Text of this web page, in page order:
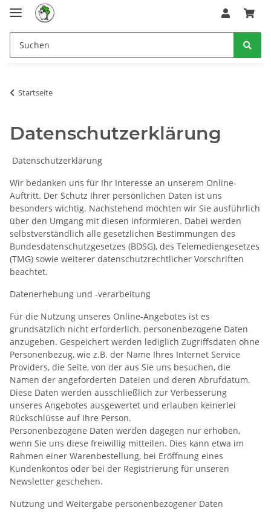
Startseite
Datenschutzerklärung
Datenschutzerklärung
Wir bedanken uns für Ihr Interesse an unserem Online-
Auftritt. Der Schutz Ihrer persönlichen Daten ist uns
besonders wichtig. Nachstehend möchten wir Sie ausführlich
über den Umgang mit diesen informieren. Dabei werden
selbstverständlich alle gesetzlichen Bestimmungen des
Bundesdatenschutzgesetzes (BDSG), des Telemediengesetzes
(TMG) sowie weiterer datenschutzrechtlicher Vorschriften
beachtet.
Datenerhebung und -verarbeitung
Für die Nutzung unseres Online-Angebotes ist es
grundsätzlich nicht erforderlich, personenbezogene Daten
anzugeben. Gespeichert werden lediglich Zugriffsdaten ohne
Personenbezug, wie z.B. der Name Ihres Internet Service
Providers, die Seite, von der aus Sie uns besuchen, die
Namen der angeforderten Dateien und deren Abrufdatum.
Diese Daten werden ausschließlich zur Verbesserung
unseres Angebotes ausgewertet und erlauben keinerlei
Rückschlüsse auf Ihre Person.
Personenbezogene Daten werden dagegen nur erhoben,
wenn Sie uns diese freiwillig mitteilen. Dies kann etwa im
Rahmen einer Warenbestellung, bei Eröffnung eines
Kundenkontos oder bei der Registrierung für unseren
Newsletter geschehen.
Nutzung und Weitergabe personenbezogener Daten